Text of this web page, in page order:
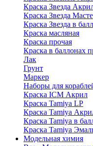
Краска Звезда
Краска Звезда
Краска Звезда в
Краска масляная
Краска прочая
Краска в баллонах
Лак
Грунт
Маркер
Наборы для
Краска ICM Акрил
Краска Tamiya LP
Краска Tamiya
Краска Tamiya в
Краска Tamiya
Модельная химия